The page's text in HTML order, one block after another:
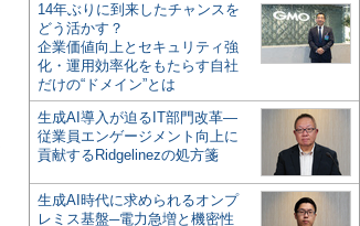
14年ぶりに到来したチャンスを
どう活かす？
企業価値向上とセキュリティ強
化・運用効率化をもたらす自社
だけの“ドメイン”とは
生成AI導入が迫るIT部門改革―
従業員エンゲージメント向上に
貢献するRidgelinezの処方箋
生成AI時代に求められるオンプ
レミス基盤─電力急増と機密性